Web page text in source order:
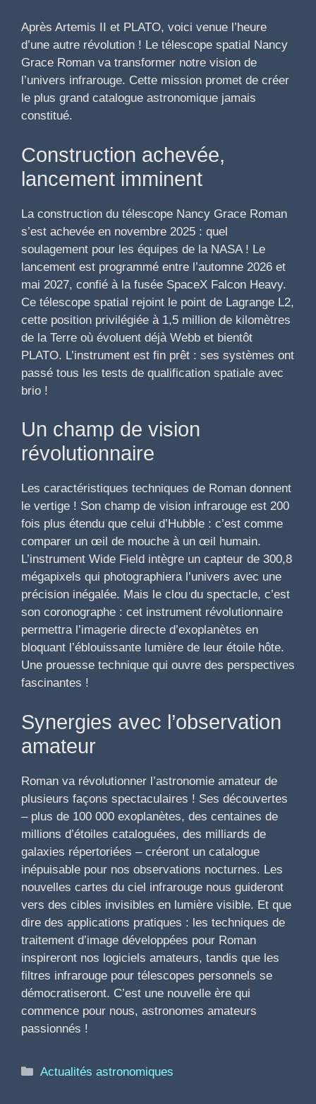
Après Artemis II et PLATO, voici venue l’heure
d’une autre révolution ! Le télescope spatial Nancy
Grace Roman va transformer notre vision de
l’univers infrarouge. Cette mission promet de créer
le plus grand catalogue astronomique jamais
constitué.
Construction achevée,
lancement imminent
La construction du télescope Nancy Grace Roman
s’est achevée en novembre 2025 : quel
soulagement pour les équipes de la NASA ! Le
lancement est programmé entre l’automne 2026 et
mai 2027, confié à la fusée SpaceX Falcon Heavy.
Ce télescope spatial rejoint le point de Lagrange L2,
cette position privilégiée à 1,5 million de kilomètres
de la Terre où évoluent déjà Webb et bientôt
PLATO. L’instrument est fin prêt : ses systèmes ont
passé tous les tests de qualification spatiale avec
brio !
Un champ de vision
révolutionnaire
Les caractéristiques techniques de Roman donnent
le vertige ! Son champ de vision infrarouge est 200
fois plus étendu que celui d’Hubble : c’est comme
comparer un œil de mouche à un œil humain.
L’instrument Wide Field intègre un capteur de 300,8
mégapixels qui photographiera l’univers avec une
précision inégalée. Mais le clou du spectacle, c’est
son coronographe : cet instrument révolutionnaire
permettra l’imagerie directe d’exoplanètes en
bloquant l’éblouissante lumière de leur étoile hôte.
Une prouesse technique qui ouvre des perspectives
fascinantes !
Synergies avec l’observation
amateur
Roman va révolutionner l’astronomie amateur de
plusieurs façons spectaculaires ! Ses découvertes
– plus de 100 000 exoplanètes, des centaines de
millions d’étoiles cataloguées, des milliards de
galaxies répertoriées – créeront un catalogue
inépuisable pour nos observations nocturnes. Les
nouvelles cartes du ciel infrarouge nous guideront
vers des cibles invisibles en lumière visible. Et que
dire des applications pratiques : les techniques de
traitement d’image développées pour Roman
inspireront nos logiciels amateurs, tandis que les
filtres infrarouge pour télescopes personnels se
démocratiseront. C’est une nouvelle ère qui
commence pour nous, astronomes amateurs
passionnés !
Catégories
Actualités astronomiques